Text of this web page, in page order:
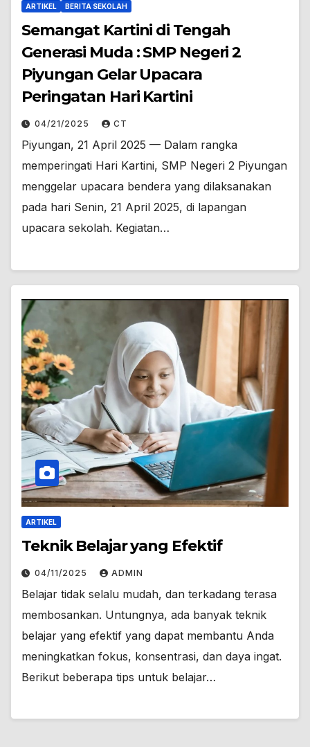
ARTIKEL BERITA SEKOLAH
Semangat Kartini di Tengah
Generasi Muda : SMP Negeri 2
Piyungan Gelar Upacara
Peringatan Hari Kartini
04/21/2025 CT
Piyungan, 21 April 2025 — Dalam rangka
memperingati Hari Kartini, SMP Negeri 2 Piyungan
menggelar upacara bendera yang dilaksanakan
pada hari Senin, 21 April 2025, di lapangan
upacara sekolah. Kegiatan…
ARTIKEL
Teknik Belajar yang Efektif
04/11/2025 ADMIN
Belajar tidak selalu mudah, dan terkadang terasa
membosankan. Untungnya, ada banyak teknik
belajar yang efektif yang dapat membantu Anda
meningkatkan fokus, konsentrasi, dan daya ingat.
Berikut beberapa tips untuk belajar…